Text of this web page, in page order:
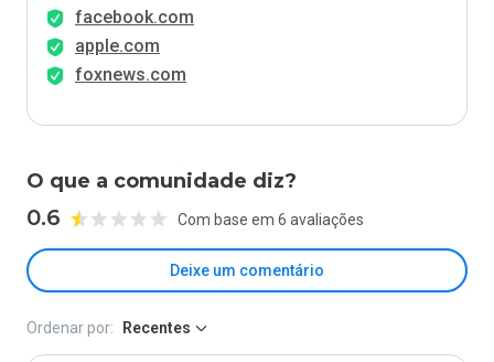
facebook.com
apple.com
foxnews.com
O que a comunidade diz?
0.6 Com base em 6 avaliações
Deixe um comentário
Ordenar por: Recentes